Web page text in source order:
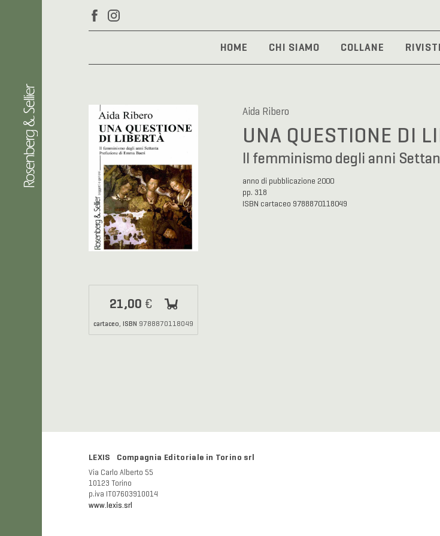
HOME CHI SIAMO COLLANE
21,00 €
cartaceo, ISBN 9788870118049
Aida Ribero
UNA QUESTIONE DI
Il femminismo degli anni
anno di pubblicazione 2000
pp. 318
ISBN cartaceo 9788870118049
LEXIS Compagnia Editoriale in Torino srl
Via Carlo Alberto 55
10123 Torino
p.iva IT07603910014
www.lexis.srl